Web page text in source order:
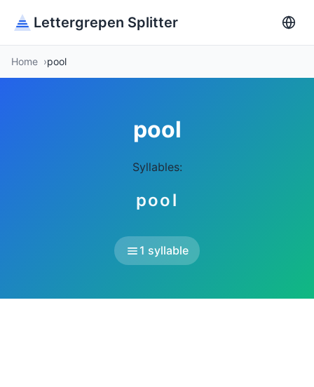
Lettergrepen Splitter
Home pool
pool
Syllables:
pool
1 syllable